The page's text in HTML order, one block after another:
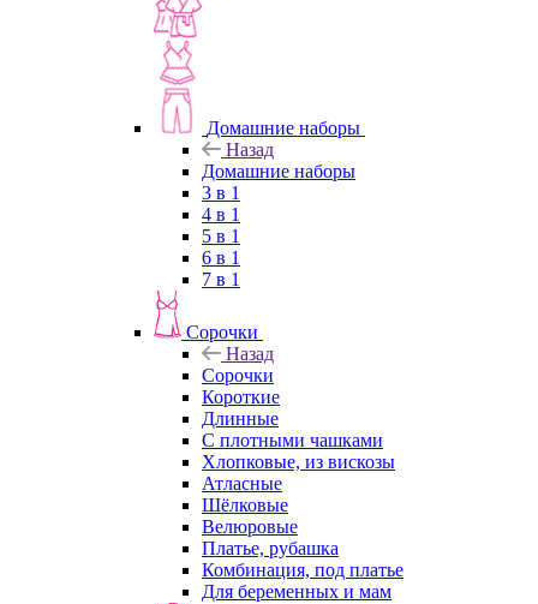
Домашние наборы
Назад
Домашние наборы
3 в 1
4 в 1
5 в 1
6 в 1
7 в 1
Сорочки
Назад
Сорочки
Короткие
Длинные
С плотными чашками
Хлопковые, из вискозы
Атласные
Шёлковые
Велюровые
Платье, рубашка
Комбинация, под платье
Для беременных и мам